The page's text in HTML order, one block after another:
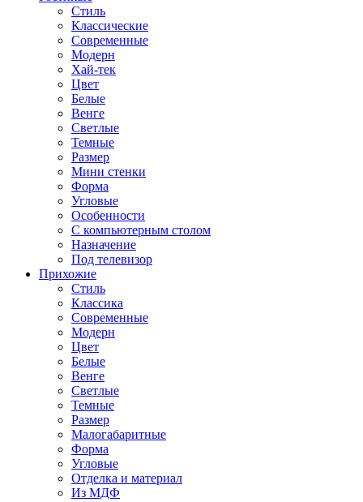
Стиль
Классические
Современные
Модерн
Хай-тек
Цвет
Белые
Венге
Светлые
Темные
Размер
Мини стенки
Форма
Угловые
Особенности
С компьютерным столом
Назначение
Под телевизор
Прихожие
Стиль
Классика
Современные
Модерн
Цвет
Белые
Венге
Светлые
Темные
Размер
Малогабаритные
Форма
Угловые
Отделка и материал
Из МДФ